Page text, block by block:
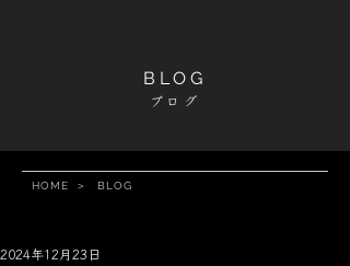
BLOG
ブログ
HOME ＞ BLOG
2024年12月23日